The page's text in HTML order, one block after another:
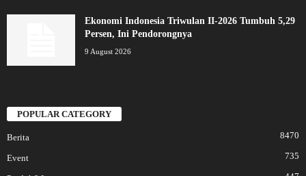
Ekonomi Indonesia Triwulan II-2026 Tumbuh 5,29
Persen, Ini Pendorongnya
9 August 2026
POPULAR CATEGORY
Berita 8470
Event 735